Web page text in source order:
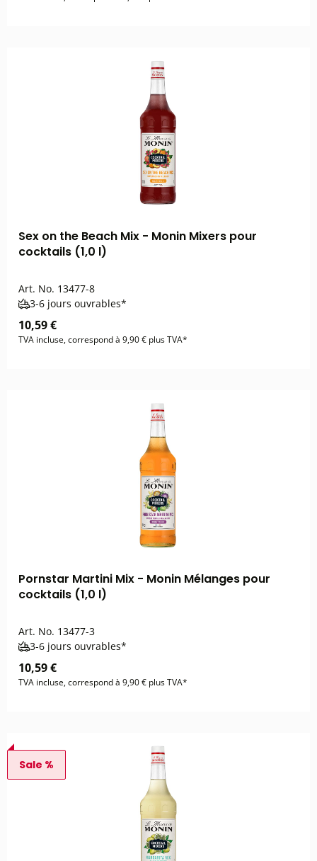
Sex on the Beach Mix - Monin Mixers pour
cocktails (1,0 l)
Art. No. 13477-8
3-6 jours ouvrables*
10,59 €
TVA incluse, correspond à 9,90 € plus TVA*
Pornstar Martini Mix - Monin Mélanges pour
cocktails (1,0 l)
Art. No. 13477-3
3-6 jours ouvrables*
10,59 €
TVA incluse, correspond à 9,90 € plus TVA*
Sale %